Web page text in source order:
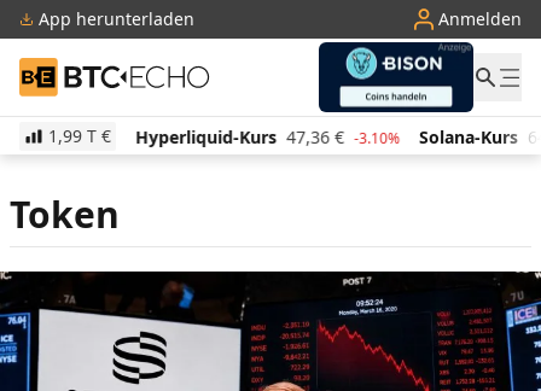
App herunterladen Anmelden
BTC-ECHO
1,99 T €
1.00% Hyperliquid-Kurs 47,36 € -3.10% Solana-Kurs 64,83 €
Token